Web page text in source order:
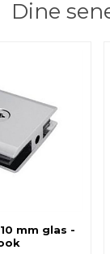
Dine
mm glas -